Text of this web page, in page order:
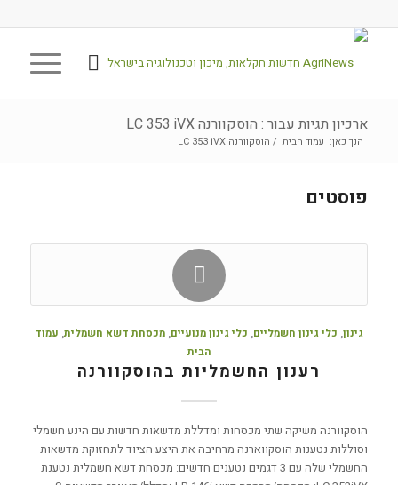
ארכיון תגיות עבור : הוסקוורנה LC 353 iVX
הנך כאן: עמוד הבית / הוסקוורנה LC 353 iVX
פוסטים
גינון, כלי גינון חשמליים, כלי גינון מנועיים, מכסחת דשא חשמלית, עמוד
הבית
רענון החשמליות בהוסקוורנה
הוסקוורנה משיקה שתי מכסחות ומדללת מדשאות חדשות עם הינע חשמלי
וסוללות נטענות הוסקווארנה מרחיבה את היצע הציוד לתחזוקת מדשאות
החשמלי שלה עם 3 דגמים נטענים חדשים: מכסחת דשא חשמלית נטענת